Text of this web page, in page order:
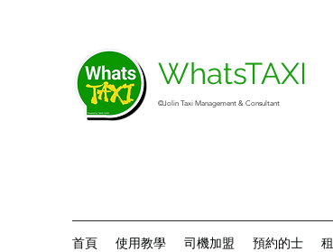
WhatsTAXI
©Jolin Taxi Management & Consultant
首頁 使用教學 司機加盟 預約的士